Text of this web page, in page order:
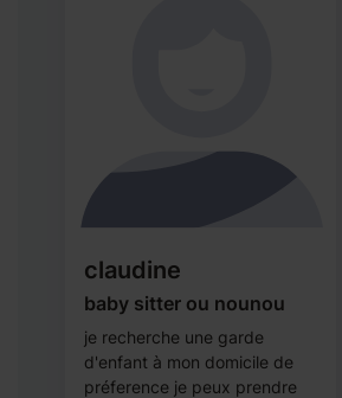
claudine
baby sitter ou nounou
je recherche une garde
d'enfant à mon domicile de
préference je peux prendre